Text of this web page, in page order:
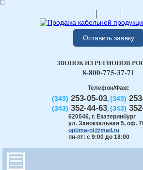
Оставить заявку
Телефон/Факс
(343) 253-05-03, (343)
(343) 352-44-63, (343)
620046, г. Екатеринбург
ул. Завокзальная 5, оф.
optima-nt@mail.ru
пн-пт: с 9:00 до 18:00
ЗВОНОК ИЗ РЕГИОНОВ
8-800-775-37-71